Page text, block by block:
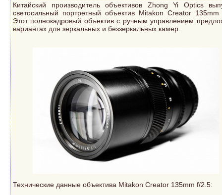
Китайский производитель объективов Zhong Yi Optics
светосильный портретный объектив Mitakon Creator
Этот полнокадровый объектив с ручным управлением
вариантах для зеркальных и беззеркальных камер.
Технические данные объектива Mitakon Creator 135mm f/2.5: